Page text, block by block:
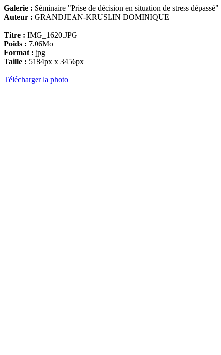
Galerie : Séminaire "Prise de décision en situation de stress dépassé"
Auteur : GRANDJEAN-KRUSLIN DOMINIQUE
Titre : IMG_1620.JPG
Poids : 7.06Mo
Format : jpg
Taille : 5184px x 3456px
Télécharger la photo